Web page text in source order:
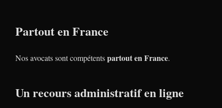
Partout en France
Nos avocats sont compétentspartout en France.
Un recours administratif en ligne